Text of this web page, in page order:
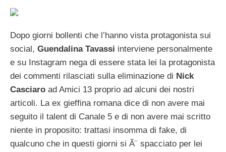
Dopo giorni bollenti che l’hanno vista protagonista sui
social, Guendalina Tavassi interviene personalmente
e su Instagram nega di essere stata lei la protagonista
dei commenti rilasciati sulla eliminazione di Nick
Casciaro ad Amici 13 proprio ad alcuni dei nostri
articoli. La ex gieffina romana dice di non avere mai
seguito il talent di Canale 5 e di non avere mai scritto
niente in proposito: trattasi insomma di fake, di
qualcuno che in questi giorni si Ã¨ spacciato per lei